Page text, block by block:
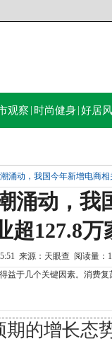
观察 时尚健身 好居
涌动，我国今年新增电商相
涌动，我
超127.8万
来源：天眼查 阅读量
于几个关键因素。消费复
期的增长态